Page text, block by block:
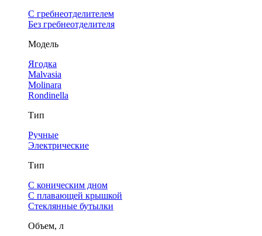
С гребнеотделителем
Без гребнеотделителя
Модель
Ягодка
Malvasia
Molinara
Rondinella
Тип
Ручные
Электрические
Тип
С коническим дном
С плавающей крышкой
Стеклянные бутылки
Объем, л